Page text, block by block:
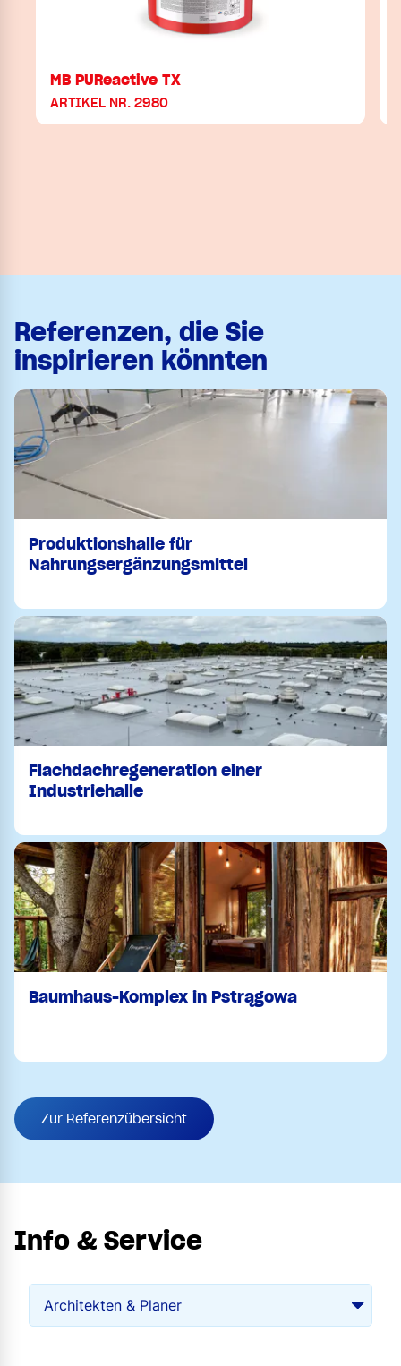
MB PUReactive TX
ARTIKEL NR. 2980
Referenzen, die Sie
inspirieren könnten
Produktionshalle für
Nahrungsergänzungsmittel
Flachdachregeneration einer
Industriehalle
Baumhaus-Komplex in Pstrągowa
Zur Referenzübersicht
Info & Service